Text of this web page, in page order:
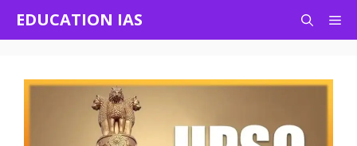
EDUCATION IAS